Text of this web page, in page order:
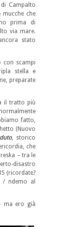
Campalto
che
prima di
via mare.
stato
con scampi
stella e
preparate
il tratto più
fatto,
(Nuovo
, storico
che
– tra le
disastro
(ricordate?
/ ndemo al
ma ero già